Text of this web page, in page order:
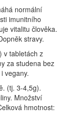
normální
imunitního
vitalitu člověka.
stravy.
v tabletách z
za studena bez
vegany.
(tj. 3-4,5g).
Množství
hmotnost: